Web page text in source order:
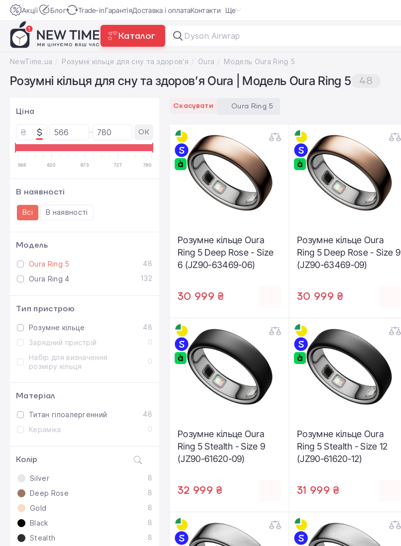
Акції Блог Trade-inГарантіяДоставка і оплатаКонтакти Ще
Каталог Dyson Airwrap
NewTime.ua Розумні кільця для сну та здоров’я Oura Модель Oura Ring 5
Розумні кільця для сну та здоров’я Oura | Модель Oura Ring 5 48
Ціна
₴ $ OK
566 620 673 727 780
В наявності
Всі В наявності
Модель
Oura Ring 5
48
Oura Ring 4
132
Тип пристрою
Розумне кільце
48
Зарядний пристрій
0
Набір для визначення
розміру кільця
0
Матеріал
Титан гіпоалергенний
48
Кераміка
0
Колір
Silver
8
Deep Rose
8
Gold
8
Black
8
Stealth
8
Скасувати Oura Ring 5
Розумне кільце Oura
Ring 5 Deep Rose - Size
6 (JZ90-63469-06)
30 999 ₴
Розумне кільце Oura
Ring 5 Deep Rose - Size 9
(JZ90-63469-09)
30 999 ₴
Розумне кільце Oura
Ring 5 Stealth - Size 9
(JZ90-61620-09)
32 999 ₴
Розумне кільце Oura
Ring 5 Stealth - Size 12
(JZ90-61620-12)
31 999 ₴